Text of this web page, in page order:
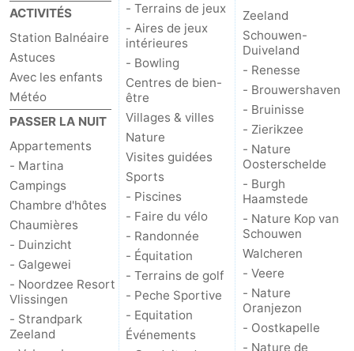
Nieuwvliet
-
Sluis
-
Cadzand
Nature
Het
Zwin
Météo
Contact
ACTIVITÉS
Station Balnéaire
Astuces
Avec les enfants
Météo
PASSER LA NUIT
Appartements
- Martina
Campings
Chambre d'hôtes
Chaumières
- Duinzicht
- Galgewei
- Noordzee Resort
Vlissingen
- Strandpark
Zeeland
- Terrains de jeux
- Aires de jeux
intérieures
- Bowling
Centres de bien-
être
Villages & villes
Nature
Visites guidées
Sports
- Piscines
- Faire du vélo
- Randonnée
- Équitation
- Terrains de golf
- Peche Sportive
- Equitation
Événements
Zeeland
Schouwen-
Duiveland
- Renesse
- Brouwershaven
- Bruinisse
- Zierikzee
- Nature
Oosterschelde
- Burgh
Haamstede
- Nature Kop van
Schouwen
Walcheren
- Veere
- Nature
Oranjezon
- Oostkapelle
- Nature de